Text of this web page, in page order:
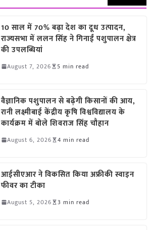
10 साल में 70% बढ़ा देश का दूध उत्पादन,
राज्यसभा में ललन सिंह ने गिनाईं पशुपालन क्षेत्र
की उपलब्धियां
August 7, 2026 5 min read
वैज्ञानिक पशुपालन से बढ़ेगी किसानों की आय,
रानी लक्ष्मीबाई केंद्रीय कृषि विश्वविद्यालय के
कार्यक्रम में बोले शिवराज सिंह चौहान
August 6, 2026 4 min read
आईसीएआर ने विकसित किया अफ्रीकी स्वाइन
फीवर का टीका
August 5, 2026 3 min read